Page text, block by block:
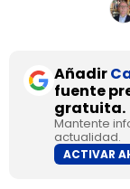
Añadir
fuente
gratuita.
Mantente
actualidad.
ACTIVAR